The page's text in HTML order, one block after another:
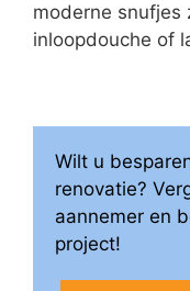
moderne snufjes
inloopdouche of
Wilt u
renovatie?
aannemer en
project!